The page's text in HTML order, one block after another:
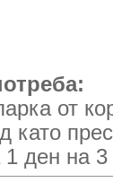
от
като
1 ден на